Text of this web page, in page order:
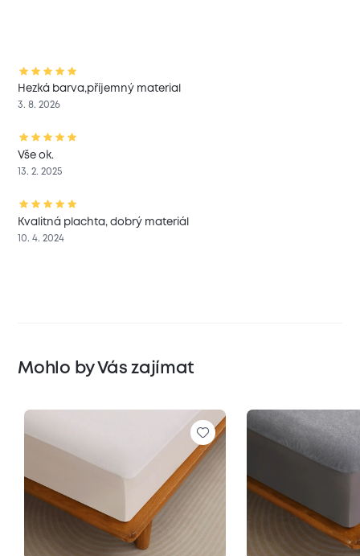
Hezká barva,příjemný material
3. 8. 2026
Vše ok.
13. 2. 2025
Kvalitná plachta, dobrý materiál
10. 4. 2024
Mohlo by Vás zajímat